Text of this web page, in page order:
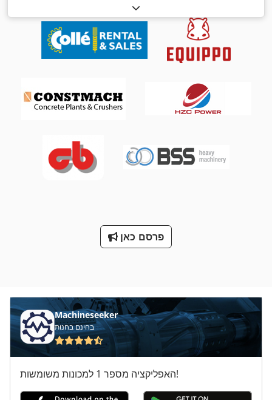
פרסם כאן
Machineseeker
בחינם בחנות
האפליקציה מספר 1 למכונות משומשות!